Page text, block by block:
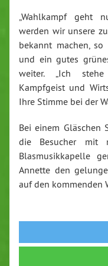
„Wahlkampf geht
werden wir unsere
bekannt machen,
und ein gutes
weiter. „Ich
Kampfgeist und
Ihre Stimme bei der
Bei einem Gläschen
die Besucher mit
Blasmusikkapelle
Annette den
auf den kommenden